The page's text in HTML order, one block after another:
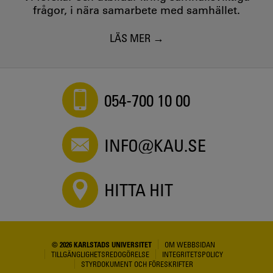
frågor, i nära samarbete med samhället.
LÄS MER
054-700 10 00
INFO@KAU.SE
HITTA HIT
© 2026 KARLSTADS UNIVERSITET
OM WEBBSIDAN
TILLGÄNGLIGHETSREDOGÖRELSE
INTEGRITETSPOLICY
STYRDOKUMENT OCH FÖRESKRIFTER